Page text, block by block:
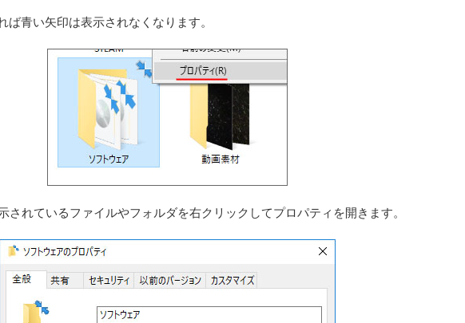
ば青い矢印は表示されなくなります。
されているファイルやフォルダを右クリックしてプロパティを開きます。